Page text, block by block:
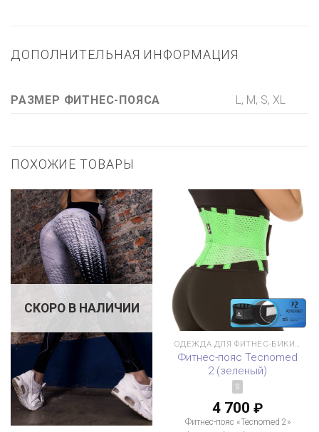
ДОПОЛНИТЕЛЬНАЯ ИНФОРМАЦИЯ
РАЗМЕР ФИТНЕС-ПОЯСА L, M, S, XL
ПОХОЖИЕ ТОВАРЫ
СКОРО В НАЛИЧИИ
Фитнес-пояс Tecnomed
2 (зеленый)
S
4 700 ₽
Фитнес-пояс «Tecnomed 2»